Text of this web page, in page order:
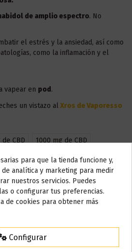
de amplio espectro. No
el estrés y la ansiedad, así como
como la inflamación y el
vapear en pod.
un vistazo al Xros de Vaporesso
CBD 1000 mg de CBD
Do not show again.
IMPORTANTE
unos días
desde el
de descuento
para que la tienda funcione y,
analítica y marketing para medir
nuestros servicios. Puedes
o configurar tus preferencias.
de cookies para obtener más
Configurar